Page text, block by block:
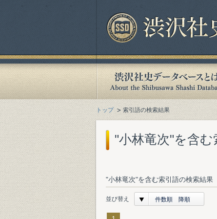
トップ 索引語の検索結果
"小林竜次"を含
"小林竜次"を含む索引語の検索結
並び替え 件数順 降順